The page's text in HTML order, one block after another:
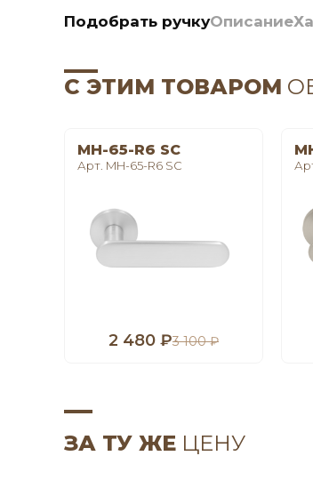
Подобрать ручкуОписание
С ЭТИМ ТОВАРОМ
MH-65-R6 SC
Арт. MH-65-R6 SC
2 480 ₽3 100 ₽
ЗА ТУ ЖЕ ЦЕНУ